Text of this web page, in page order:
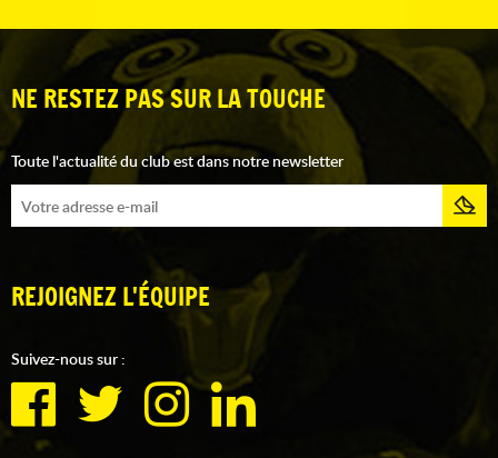
NE RESTEZ PAS SUR LA TOUCHE
Toute l'actualité du club est dans notre newsletter
REJOIGNEZ L'ÉQUIPE
Suivez-nous sur :